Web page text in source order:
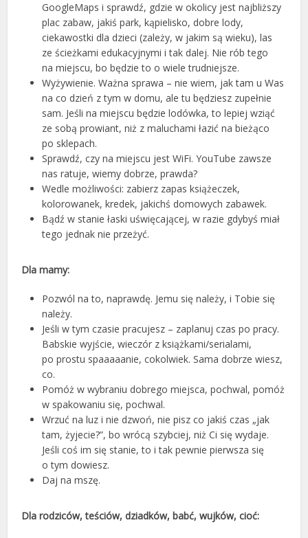
GoogleMaps i sprawdź, gdzie w okolicy jest najbliższy
plac zabaw, jakiś park, kąpielisko, dobre lody,
ciekawostki dla dzieci (zależy, w jakim są wieku), las
ze ścieżkami edukacyjnymi i tak dalej. Nie rób tego
na miejscu, bo będzie to o wiele trudniejsze.
Wyżywienie. Ważna sprawa – nie wiem, jak tam u Was
na co dzień z tym w domu, ale tu będziesz zupełnie
sam. Jeśli na miejscu będzie lodówka, to lepiej wziąć
ze sobą prowiant, niż z maluchami łazić na bieżąco
po sklepach.
Sprawdź, czy na miejscu jest WiFi. YouTube zawsze
nas ratuje, wiemy dobrze, prawda?
Wedle możliwości: zabierz zapas książeczek,
kolorowanek, kredek, jakichś domowych zabawek.
Bądź w stanie łaski uświęcającej, w razie gdybyś miał
tego jednak nie przeżyć.
Dla mamy:
Pozwól na to, naprawdę. Jemu się należy, i Tobie się
należy.
Jeśli w tym czasie pracujesz – zaplanuj czas po pracy.
Babskie wyjście, wieczór z książkami/serialami,
po prostu spaaaaanie, cokolwiek. Sama dobrze wiesz,
co.
Pomóż w wybraniu dobrego miejsca, pochwal, pomóż
w spakowaniu się, pochwal.
Wrzuć na luz i nie dzwoń, nie pisz co jakiś czas „jak
tam, żyjecie?”, bo wrócą szybciej, niż Ci się wydaje.
Jeśli coś im się stanie, to i tak pewnie pierwsza się
o tym dowiesz.
Daj na mszę.
Dla rodziców, teściów, dziadków, babć, wujków, cioć: